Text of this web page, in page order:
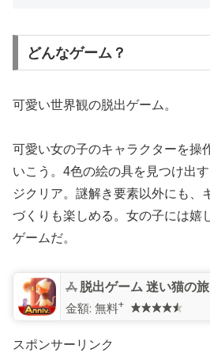
どんなゲーム？
可愛い世界観の脱出ゲーム。
可愛い女の子のキャラクターを操
いこう。4色の絵の具を見つけ出
ジクリア。謎解き要素以外にも、
づくりも楽しめる。女の子には嬉
ゲームだ。
脱出ゲーム 迷い猫の
金額: 無料+
スポンサーリンク